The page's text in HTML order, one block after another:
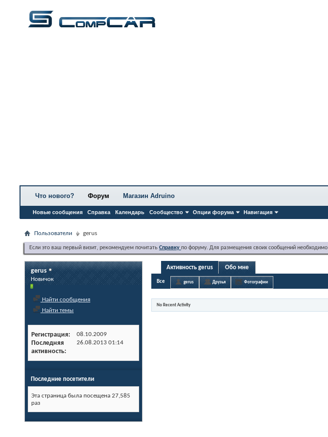
Что нового? Форум
Новые сообщения Справка Календарь Сообщество Опции форума Навигация
Магазин Adruino
Пользователи gerus
Если это ваш первый визит, рекомендуем почитать Справку по форуму. Для размещения своих сообщений необходимо
gerus
Новичок
Найти сообщения
Найти темы
Регистрация 08.10.2009
Последняя
активность
26.08.2013 01:14
Последние посетители
Эта страница была посещена 27,585
раз
Активность gerus Обо мне
Все gerus Друзья Фотографии
No Recent Activity